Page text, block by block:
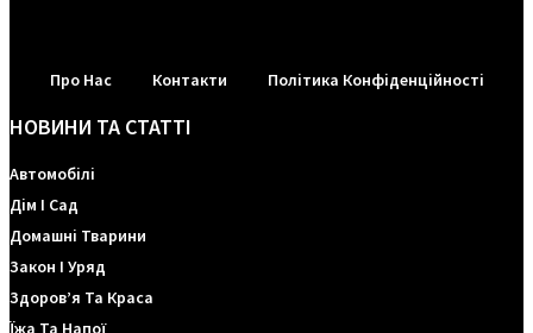
Про Нас Контакти Політика Конфіденційності
НОВИНИ ТА СТАТТІ
Автомобілі
Дім І Сад
Домашні Тварини
Закон І Уряд
Здоров’я Та Краса
Їжа Та Напої